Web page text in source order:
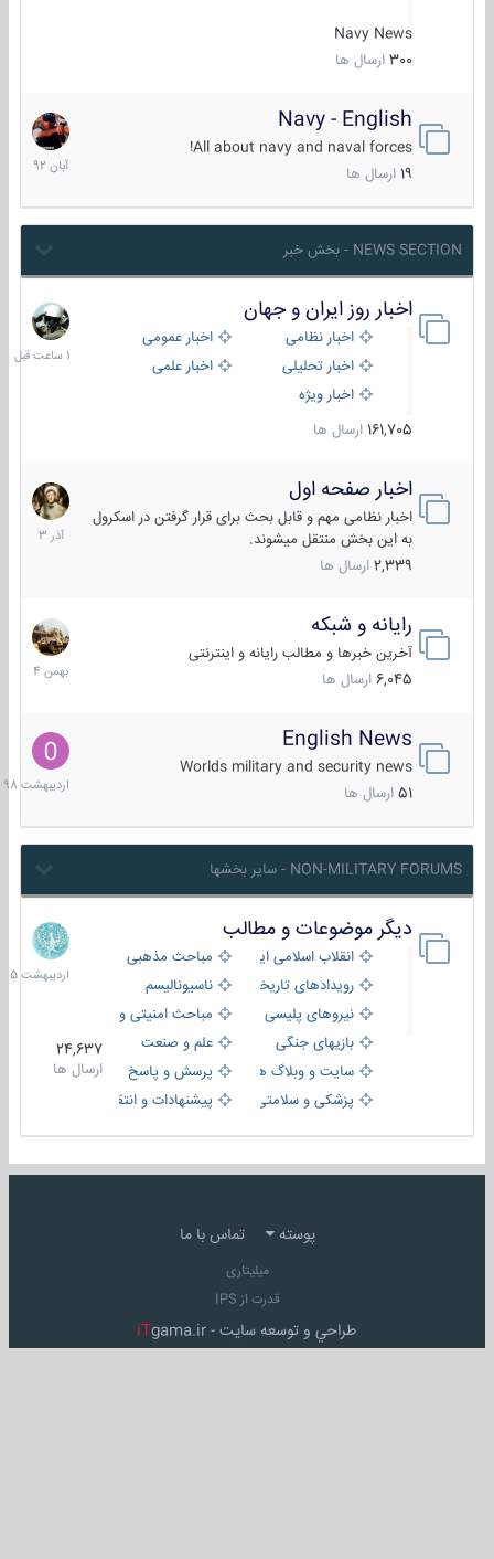
Navy News
300 ارسال ها
Navy - English
All about navy and naval forces!
ارسال ها
22
آبان
1392
NEWS SECTION - بخش خبر
اخبار روز ایران و جهان
اخبار نظامی
اخبار عمومی
اخبار تحلیلی
اخبار علمی
اخبار ویژه
161,705 ارسال ها
1
ساعت
قبل
اخبار صفحه اول
اخبار نظامی مهم و قابل بحث برای قرار گرفتن در اسکرول
به این بخش منتقل میشوند.
2,339 ارسال ها
7
آذر
1403
رایانه و شبکه
آخرین خبرها و مطالب رایانه و اینترنتی
6,045 ارسال ها
30
بهمن
1404
English News
Worlds military and security news
51 ارسال ها
10
1398
NON-MILITARY FORUMS - سایر بخشها
دیگر موضوعات و مطالب
انقلاب اسلامی ایران
مباحث مذهبی
رویدادهای تاریخی و مذهبیناسیونالیسم
نیروهای پلیسی
مباحث امنیتی و اطلاعاتی
بازیهای جنگی
علم و صنعت
سایت و وبلاگ ها
پرسش و پاسخ
پزشکی و سلامتی
پیشنهادات و انتقادات
24,637
ارسال ها
8
1405
پوسته تماس با ما
میلیتاری
قدرت از IPS
طراحي و توسعه سايت - iTgama.ir